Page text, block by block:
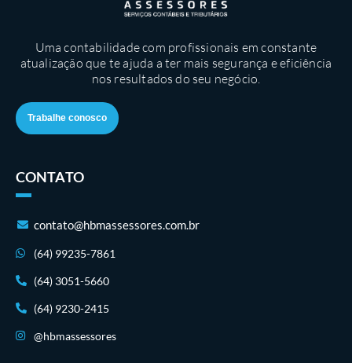
Uma contabilidade com profissionais em constante
atualização que te ajuda a ter mais segurança e eficiência
nos resultados do seu negócio.
Trabalhe conosco
CONTATO
contato@hbmassessores.com.br
(64) 99235-7861
(64) 3051-5660
(64) 9230-2415
@hbmassessores